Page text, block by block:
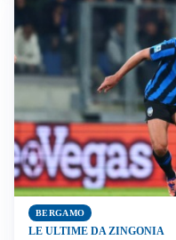
BERGAMO
LE ULTIME DA ZINGONIA